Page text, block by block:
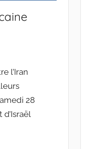
l’Iran
28
d’Israël